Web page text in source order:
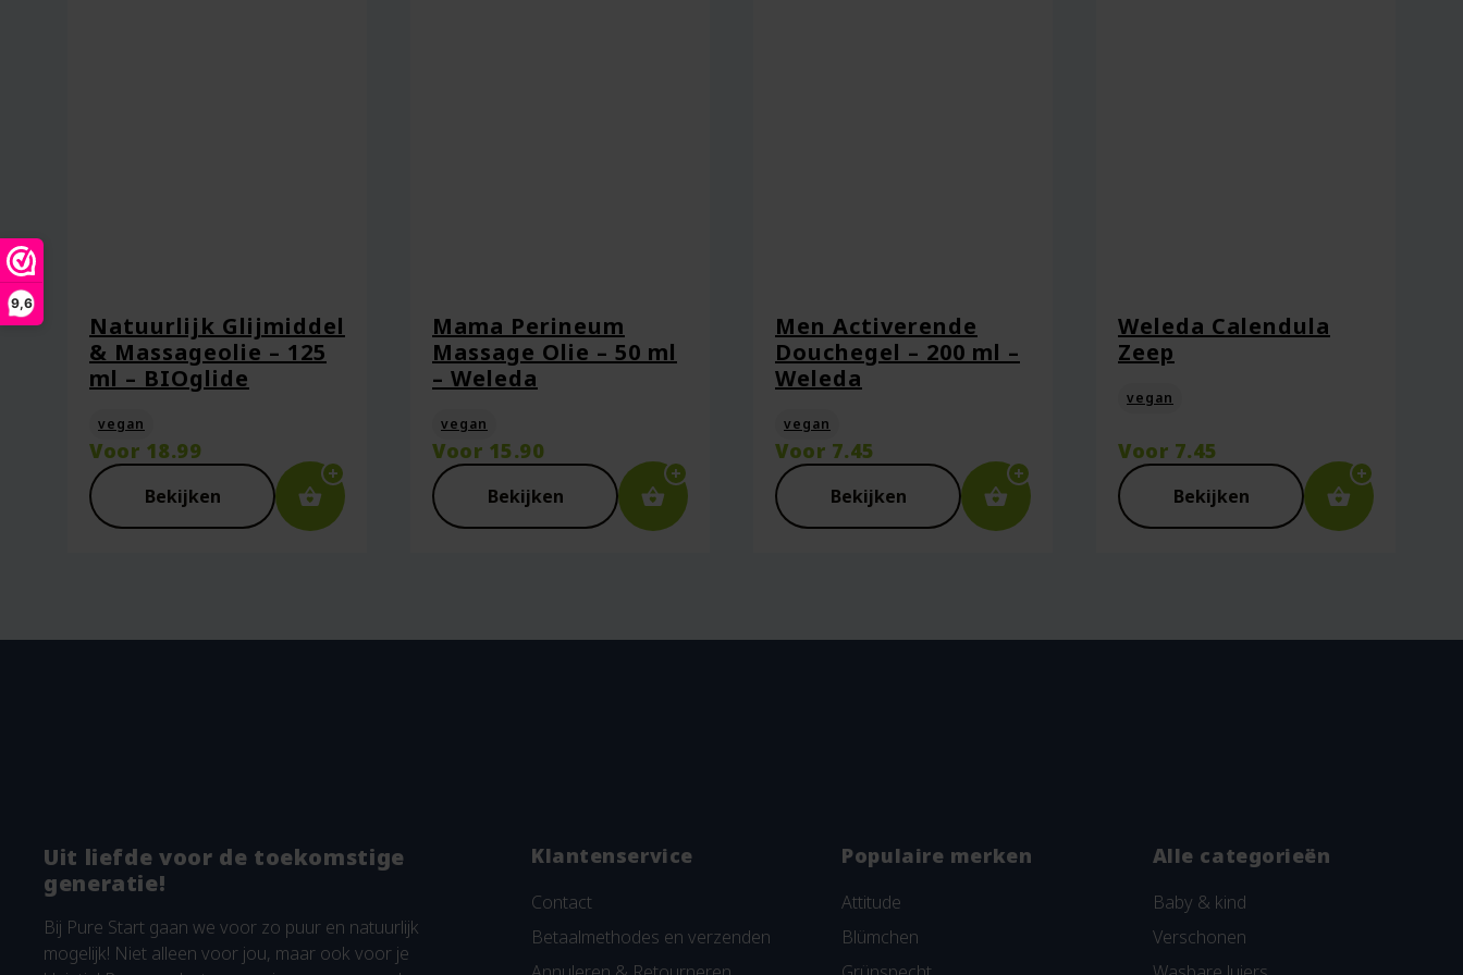
9,6
Natuurlijk Glijmiddel
& Massageolie – 125
ml – BIOglide
vegan
Voor 18.99
Bekijken
Mama Perineum
Massage Olie – 50 ml
– Weleda
vegan
Voor 15.90
Bekijken
Men Activerende
Douchegel – 200 ml –
Weleda
vegan
Voor 7.45
Bekijken
Weleda Calendula
Zeep
vegan
Voor 7.45
Bekijken
Uit liefde voor de toekomstige
generatie!
Bij Pure Start gaan we voor zo puur en natuurlijk
mogelijk! Niet alleen voor jou, maar ook voor je
Klantenservice
Contact
Betaalmethodes en verzenden
Populaire merken
Attitude
Blümchen
Alle categorieën
Baby & kind
Verschonen